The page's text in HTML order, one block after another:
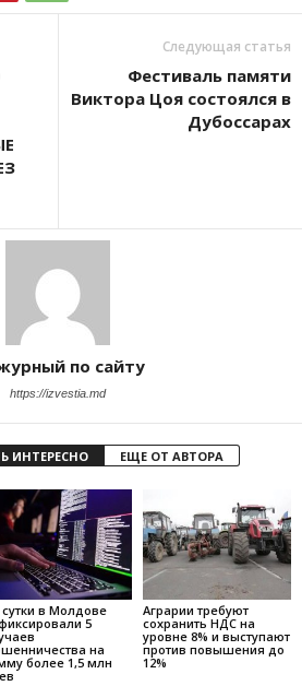
Следующая статья
Фестиваль памяти
Виктора Цоя состоялся в
Дубоссарах
по сайту
https://izvestia.md
ИНТЕРЕСНО ЕЩЕ ОТ АВТОРА
в Молдове
5
на
более 1,5 млн
Аграрии требуют
сохранить НДС на
уровне 8% и выступают
против повышения до
12%